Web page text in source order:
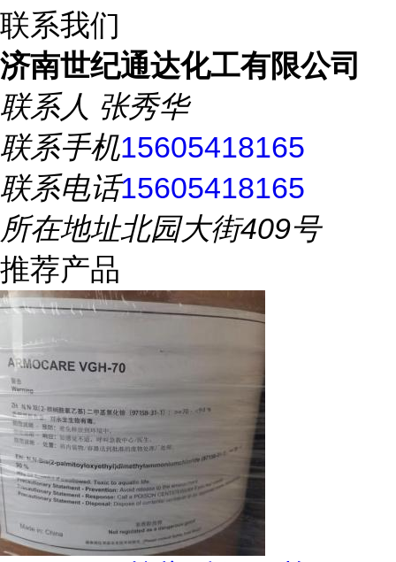
联系我们
济南世纪通达化工有限公司
联系人 张秀华
联系手机15605418165
联系电话15605418165
所在地址北园大街409号
推荐产品